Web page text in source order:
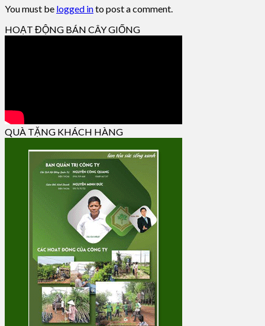
You must be logged into post a comment.
HOẠT ĐỘNG BÁN CÂY GIỐNG
QUÀ TẶNG KHÁCH HÀNG